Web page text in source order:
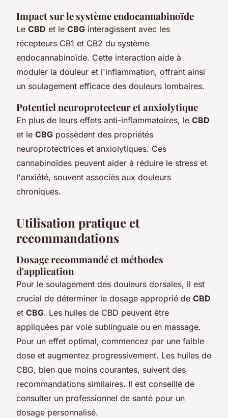
Impact sur le système endocannabinoïde
Le CBD et le CBG interagissent avec les
récepteurs CB1 et CB2 du système
endocannabinoïde. Cette interaction aide à
moduler la douleur et l'inflammation, offrant ainsi
un soulagement efficace des douleurs lombaires.
Potentiel neuroprotecteur et anxiolytique
En plus de leurs effets anti-inflammatoires, le CBD
et le CBG possèdent des propriétés
neuroprotectrices et anxiolytiques. Ces
cannabinoïdes peuvent aider à réduire le stress et
l'anxiété, souvent associés aux douleurs
chroniques.
Utilisation pratique et
recommandations
Dosage recommandé et méthodes
d'application
Pour le soulagement des douleurs dorsales, il est
crucial de déterminer le dosage approprié de CBD
et CBG. Les huiles de CBD peuvent être
appliquées par voie sublinguale ou en massage.
Pour un effet optimal, commencez par une faible
dose et augmentez progressivement. Les huiles de
CBG, bien que moins courantes, suivent des
recommandations similaires. Il est conseillé de
consulter un professionnel de santé pour un
dosage personnalisé.